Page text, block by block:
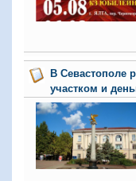
В Севастополе
участком и